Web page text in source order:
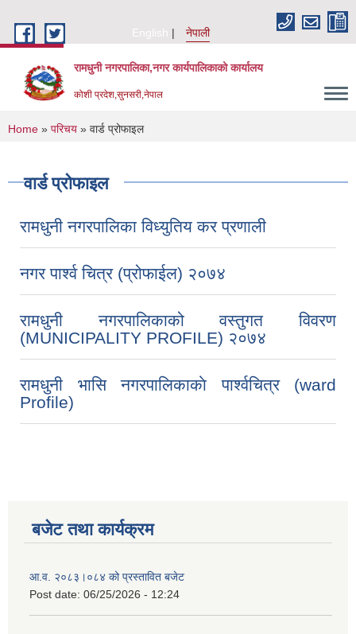
English
नेपाली
रामधुनी नगरपालिका,नगर कार्यपालिकाको कार्यालय
कोशी प्रदेश,सुनसरी,नेपाल
You are here
Home » परिचय » वार्ड प्रोफाइल
वार्ड प्रोफाइल
रामधुनी नगरपालिका विध्युतिय कर प्रणाली
नगर पार्श्व चित्र (प्रोफाईल) २०७४
रामधुनी नगरपालिकाको वस्तुगत विवरण
(MUNICIPALITY PROFILE) २०७४
रामधुनी भासि नगरपालिकाकाे पार्श्वचित्र (ward
Profile)
बजेट तथा कार्यक्रम
आ.व. २०८३।०८४ को प्रस्तावित बजेट
Post date: 06/25/2026 - 12:24